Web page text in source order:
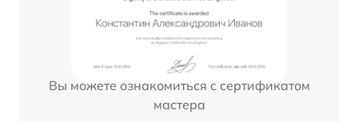
Вы можете ознакомиться с сертификатом
мастера